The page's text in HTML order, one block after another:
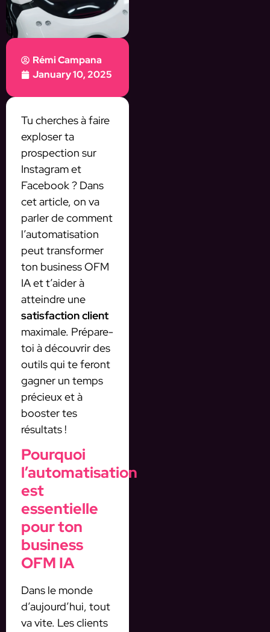
Rémi Campana
January 10, 2025
Tu cherches à faire
exploser ta
prospection sur
Instagram et
Facebook ? Dans
cet article, on va
parler de comment
l’automatisation
peut transformer
ton business OFM
IA et t’aider à
atteindre une
satisfaction client
maximale. Prépare-
toi à découvrir des
outils qui te feront
gagner un temps
précieux et à
booster tes
résultats !
Pourquoi
l’automatisation
est
essentielle
pour ton
business
OFM IA
Dans le monde
d’aujourd’hui, tout
va vite. Les clients